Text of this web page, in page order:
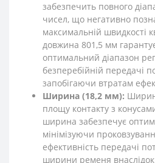
забезпечить повного
чисел, що негативно
максимальній швидкості
довжина 801,5 мм
оптимальний діапазон
безперебійній передачі
запобігаючи втратам
Ширина (18,2 мм):
площу контакту з
ширина забезпечує
мінімізуючи
ефективність передачі
ширини ременя